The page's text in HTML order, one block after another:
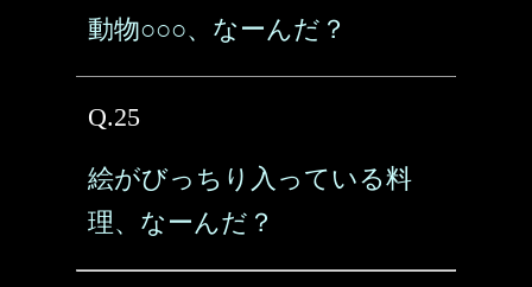
動物○○○、なーんだ？
Q.25
絵がびっちり入っている料
理、なーんだ？